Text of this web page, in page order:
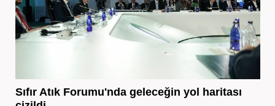
Sıfır Atık Forumu'nda geleceğin yol haritası